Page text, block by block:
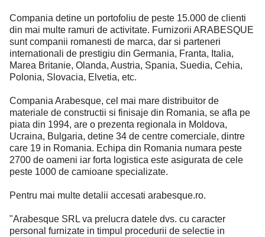
Compania detine un portofoliu de peste 15.000 de clienti
din mai multe ramuri de activitate. Furnizorii ARABESQUE
sunt companii romanesti de marca, dar si parteneri
internationali de prestigiu din Germania, Franta, Italia,
Marea Britanie, Olanda, Austria, Spania, Suedia, Cehia,
Polonia, Slovacia, Elvetia, etc.
Compania Arabesque, cel mai mare distribuitor de
materiale de constructii si finisaje din Romania, se afla pe
piata din 1994, are o prezenta regionala in Moldova,
Ucraina, Bulgaria, detine 34 de centre comerciale, dintre
care 19 in Romania. Echipa din Romania numara peste
2700 de oameni iar forta logistica este asigurata de cele
peste 1000 de camioane specializate.
Pentru mai multe detalii accesati arabesque.ro.
"Arabesque SRL va prelucra datele dvs. cu caracter
personal furnizate in timpul procedurii de selectie in